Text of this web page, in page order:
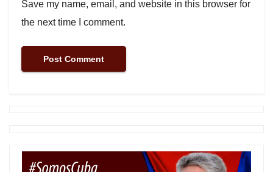
Save my name, email, and website in this browser for
the next time I comment.